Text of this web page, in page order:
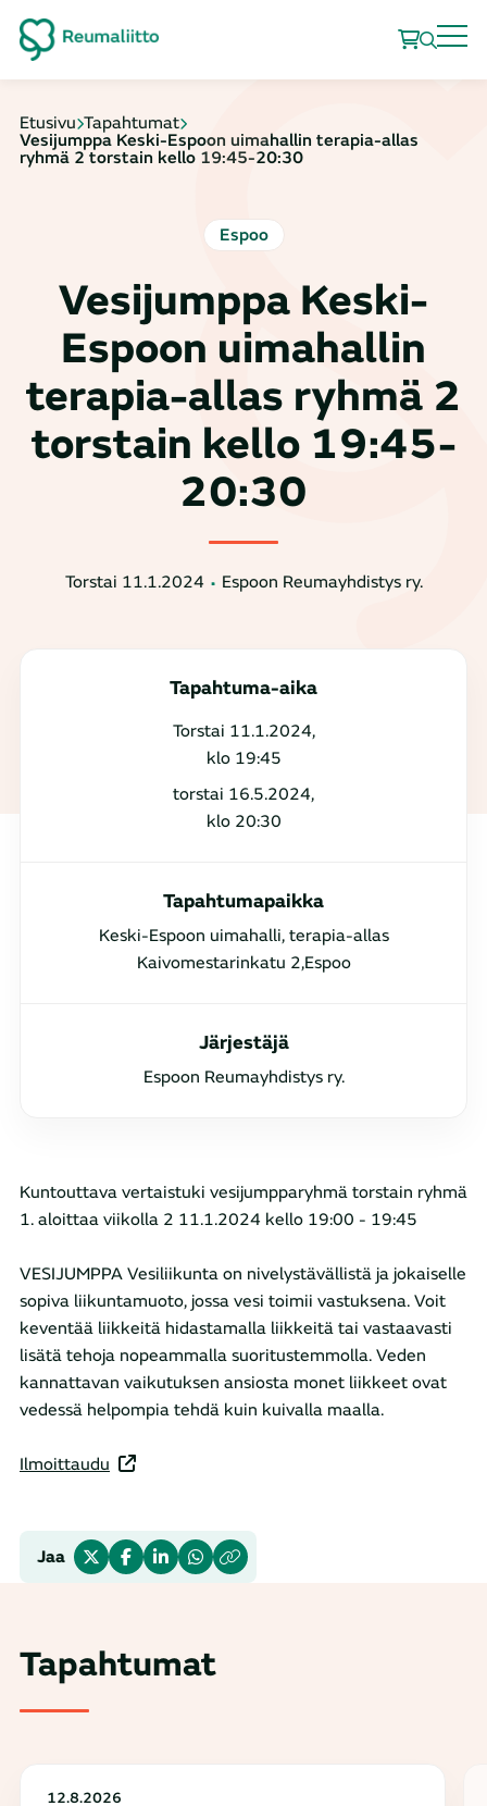
Etusivu Tapahtumat
Vesijumppa Keski-Espoon uimahallin terapia-allas
ryhmä 2 torstain kello 19:45-20:30
Espoo
Vesijumppa Keski-
Espoon uimahallin
terapia-allas ryhmä 2
torstain kello 19:45-
20:30
Torstai 11.1.2024 Espoon Reumayhdistys ry.
Tapahtuma-aika
Torstai 11.1.2024,
klo 19:45
torstai 16.5.2024,
klo 20:30
Tapahtumapaikka
Keski-Espoon uimahalli, terapia-allas
Kaivomestarinkatu 2,Espoo
Järjestäjä
Espoon Reumayhdistys ry.
Kuntouttava vertaistuki vesijumpparyhmä torstain ryhmä
1. aloittaa viikolla 2 11.1.2024 kello 19:00 - 19:45
VESIJUMPPA Vesiliikunta on nivelystävällistä ja jokaiselle
sopiva liikuntamuoto, jossa vesi toimii vastuksena. Voit
keventää liikkeitä hidastamalla liikkeitä tai vastaavasti
lisätä tehoja nopeammalla suoritustemmolla. Veden
kannattavan vaikutuksen ansiosta monet liikkeet ovat
vedessä helpompia tehdä kuin kuivalla maalla.
Ilmoittaudu
Jaa
Tapahtumat
12.8.2026